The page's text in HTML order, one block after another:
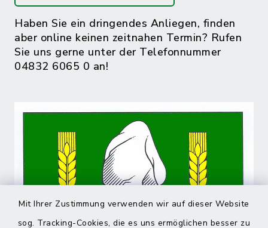
Mit Ihrer Zustimmung verwenden wir auf dieser Website
sog. Tracking-Cookies, die es uns ermöglichen besser zu
Haben Sie ein dringendes Anliegen, finden
aber online keinen zeitnahen Termin? Rufen
Sie uns gerne unter der Telefonnummer
04832 6065 0 an!